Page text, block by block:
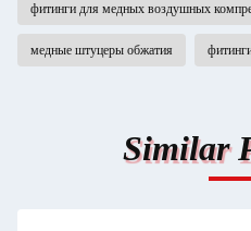
фитинги для медных воздушных
медные штуцеры обжатия
Similar